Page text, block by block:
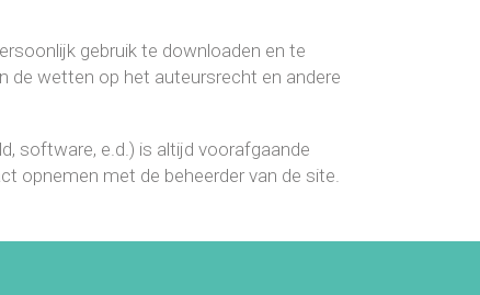
gebruik te downloaden en te
de wetten op het auteursrecht en andere
software, e.d.) is altijd voorafgaande
opnemen met de beheerder van de site.